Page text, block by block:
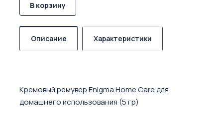
В корзину
Описание Характеристики
Кремовый ремувер Enigma Home Care для
домашнего использования (5 гр)